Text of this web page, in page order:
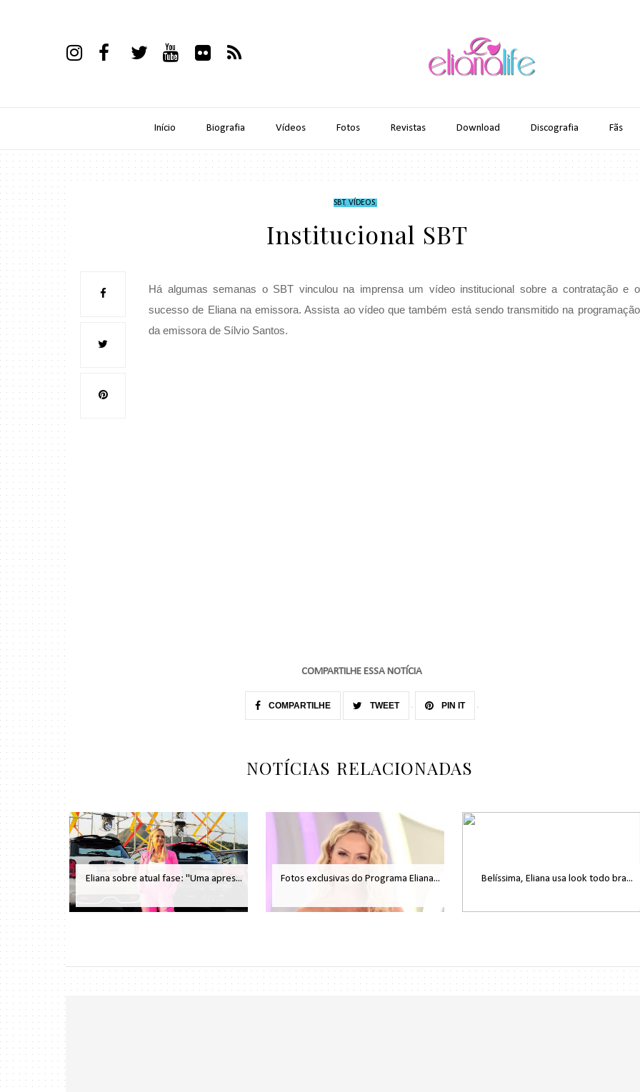
Início Biografia Vídeos Fotos Revistas Download Discografia Fãs
SBT,VÍDEOS,
Institucional SBT
Há algumas semanas o SBT vinculou na imprensa um vídeo institucional sobre a contratação e o
sucesso de Eliana na emissora. Assista ao vídeo que também está sendo transmitido na programação
da emissora de Sílvio Santos.
COMPARTILHE ESSA NOTÍCIA
COMPARTILHE TWEET PIN IT
NOTÍCIAS RELACIONADAS
Eliana sobre atual fase: "Uma apres... Fotos exclusivas do Programa Eliana... Belíssima, Eliana usa look todo bra...